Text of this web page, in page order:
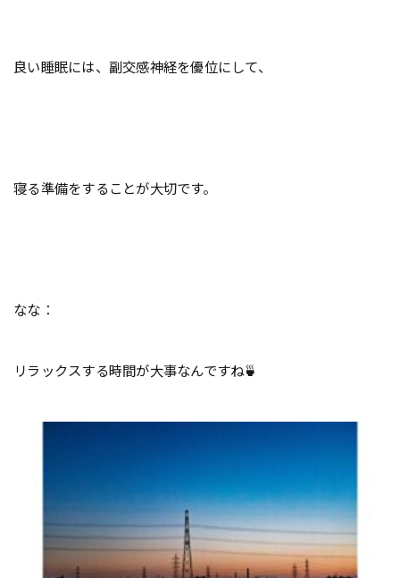
良い睡眠には、副交感神経を優位にして、
寝る準備をすることが大切です。
なな：
リラックスする時間が大事なんですね🍵